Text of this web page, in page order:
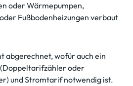
oder Wärmepumpen,
Fußbodenheizungen verbaut
abgerechnet, wofür auch ein
oder
und Stromtarif notwendig ist.